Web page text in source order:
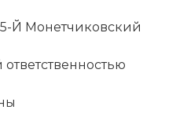
5-Й Монетчиковский